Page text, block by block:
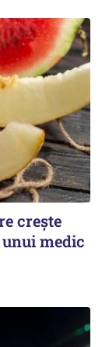
crește
medic